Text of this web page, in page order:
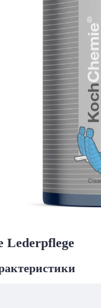
Lederpflege